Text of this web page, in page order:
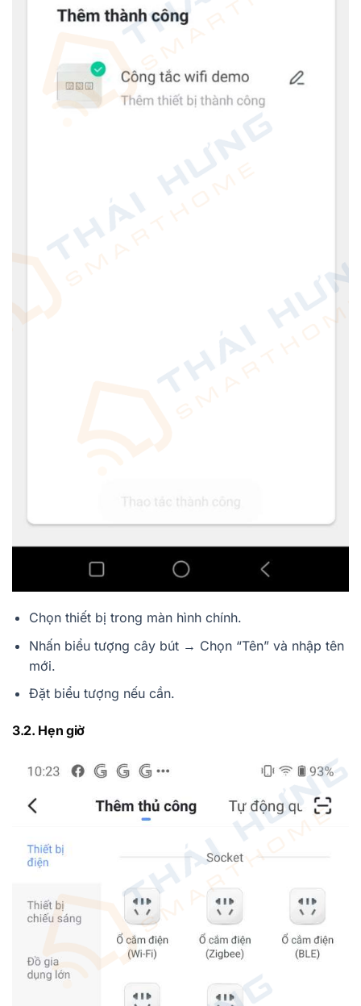
Chọn thiết bị trong màn hình chính.
Nhấn biểu tượng cây bút → Chọn “Tên” và nhập tên
mới.
Đặt biểu tượng nếu cần.
3.2. Hẹn giờ